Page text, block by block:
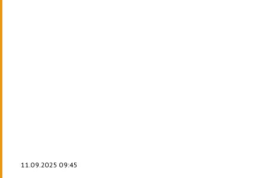
11.09.2025 09:45